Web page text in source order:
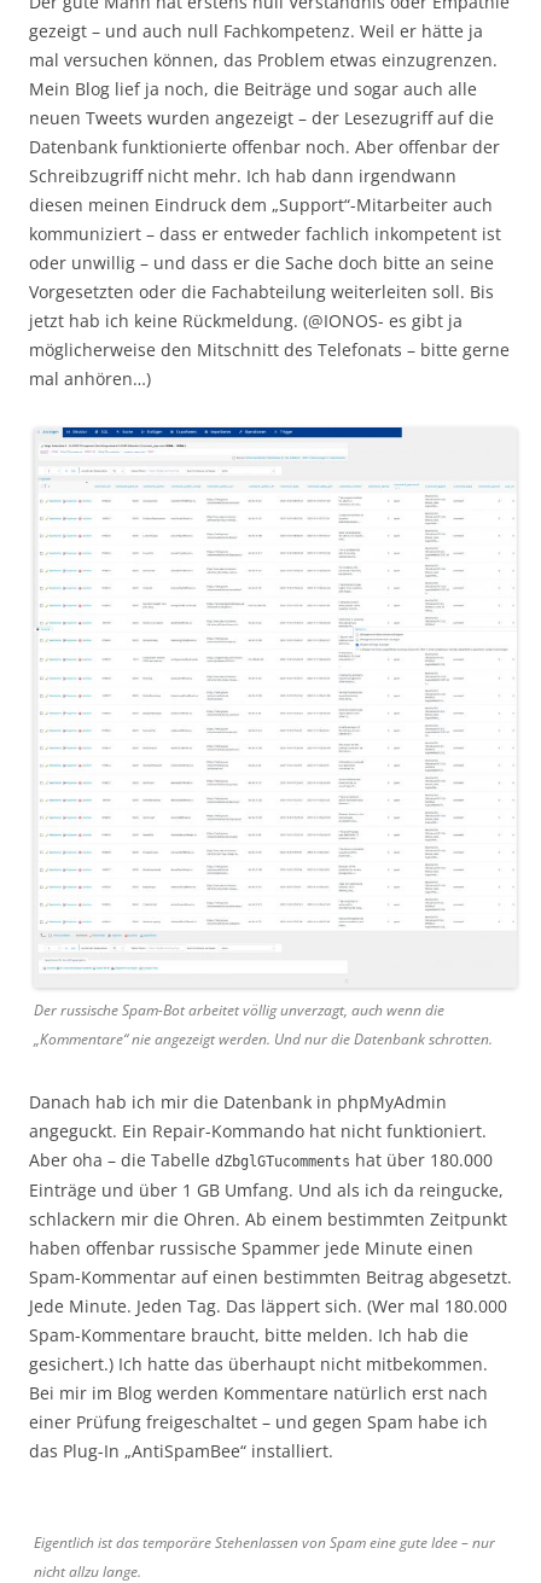
gezeigt – und auch null Fachkompetenz. Weil er hätte ja
mal versuchen können, das Problem etwas einzugrenzen.
Mein Blog lief ja noch, die Beiträge und sogar auch alle
neuen Tweets wurden angezeigt – der Lesezugriff auf die
Datenbank funktionierte offenbar noch. Aber offenbar der
Schreibzugriff nicht mehr. Ich hab dann irgendwann
diesen meinen Eindruck dem „Support“-Mitarbeiter auch
kommuniziert – dass er entweder fachlich inkompetent ist
oder unwillig – und dass er die Sache doch bitte an seine
Vorgesetzten oder die Fachabteilung weiterleiten soll. Bis
jetzt hab ich keine Rückmeldung. (@IONOS- es gibt ja
möglicherweise den Mitschnitt des Telefonats – bitte gerne
mal anhören…)
Der russische Spam-Bot arbeitet völlig unverzagt, auch wenn die
„Kommentare“ nie angezeigt werden. Und nur die Datenbank schrotten.
Danach hab ich mir die Datenbank in phpMyAdmin
angeguckt. Ein Repair-Kommando hat nicht funktioniert.
Aber oha – die Tabelle dZbglGTucomments hat über 180.000
Einträge und über 1 GB Umfang. Und als ich da reingucke,
schlackern mir die Ohren. Ab einem bestimmten Zeitpunkt
haben offenbar russische Spammer jede Minute einen
Spam-Kommentar auf einen bestimmten Beitrag abgesetzt.
Jede Minute. Jeden Tag. Das läppert sich. (Wer mal 180.000
Spam-Kommentare braucht, bitte melden. Ich hab die
gesichert.) Ich hatte das überhaupt nicht mitbekommen.
Bei mir im Blog werden Kommentare natürlich erst nach
einer Prüfung freigeschaltet – und gegen Spam habe ich
das Plug-In „AntiSpamBee“ installiert.
Eigentlich ist das temporäre Stehenlassen von Spam eine gute Idee – nur
nicht allzu lange.